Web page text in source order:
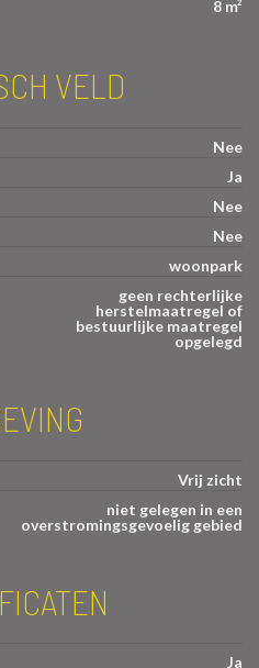
8 m²
VELD
Nee
Ja
Nee
Nee
woonpark
geen rechterlijke
herstelmaatregel of
bestuurlijke maatregel
opgelegd
Vrij zicht
niet gelegen in een
overstromingsgevoelig gebied
Ja